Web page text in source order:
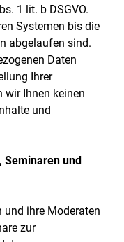
1 lit. b DSGVO.
Systemen bis die
abgelaufen sind.
Daten
Ihrer
wir Ihnen keinen
und
Seminaren und
und ihre Moderaten
zur